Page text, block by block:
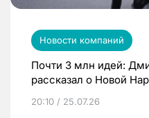
Новости компаний
Почти 3 млн идей:
рассказал о Новой
20:10 / 25.07.26